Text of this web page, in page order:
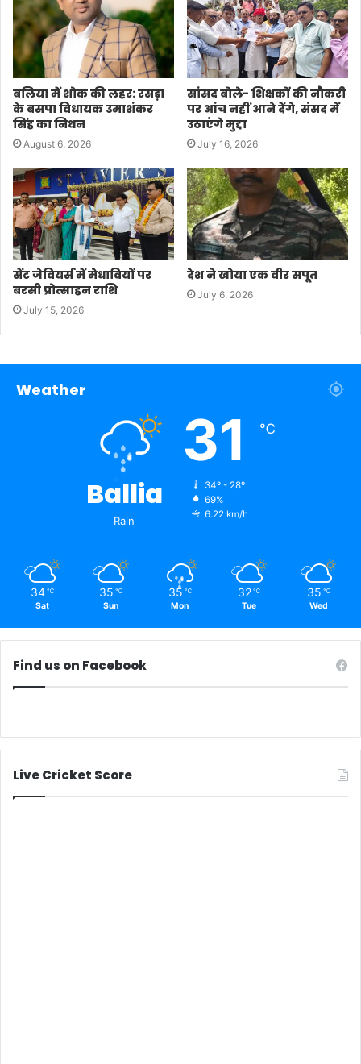
बलिया में शोक की लहर: रसड़ा
के बसपा विधायक उमाशंकर
सिंह का निधन
August 6, 2026
सांसद बोले- शिक्षकों की नौकरी
पर आंच नहीं आने देंगे, संसद में
उठाएंगे मुद्दा
July 16, 2026
सेंट जेवियर्स में मेधावियों पर
बरसी प्रोत्साहन राशि
July 15, 2026
देश ने खोया एक वीर सपूत
July 6, 2026
Weather
Ballia
Rain
31 ℃
34º - 28º
69%
6.22 km/h
34 ℃
Sat
35 ℃
Sun
35 ℃
Mon
32 ℃
Tue
35 ℃
Wed
Find us on Facebook
Live Cricket Score